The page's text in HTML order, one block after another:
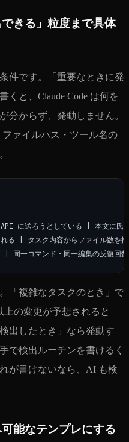
きる」粒度まで具体
件です。「重要なときに発
くと、Claude Code は何を
分からず、発動しません。
ァイルパス・ツール名の
に送ろうとしている | 本文に氏
る | タスク内容からファイル数を
「複雑なタスクのとき」で
の変更が予想されると
出したとき」なら発動す
で検出ルーチンを書けるく
が書けないなら、AI も検
能なテンプレにする